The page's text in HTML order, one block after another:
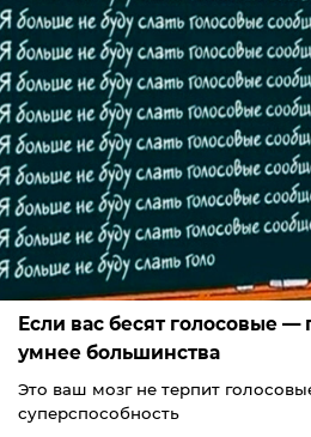
Если вас бесят голосовые
умнее большинства
Это ваш мозг не терпит
суперспособность